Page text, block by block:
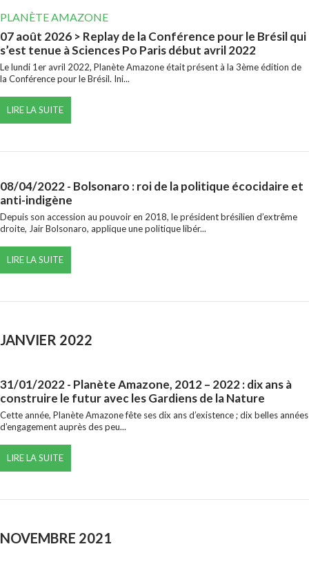
PLANÈTE AMAZONE
07 août 2026 > Replay de la Conférence pour le Brésil qui
s’est tenue à Sciences Po Paris début avril 2022
Le lundi 1er avril 2022, Planète Amazone était présent à la 3ème édition de
la Conférence pour le Brésil. Ini...
LIRE LA SUITE
08/04/2022- Bolsonaro : roi de la politique écocidaire et
anti-indigène
Depuis son accession au pouvoir en 2018, le président brésilien d’extrême
droite, Jair Bolsonaro, applique une politique libér...
LIRE LA SUITE
JANVIER 2022
31/01/2022- Planète Amazone, 2012 – 2022 : dix ans à
construire le futur avec les Gardiens de la Nature
Cette année, Planète Amazone fête ses dix ans d’existence ; dix belles années
d’engagement auprès des peu...
LIRE LA SUITE
NOVEMBRE 2021